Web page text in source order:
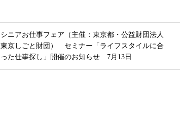
シニアお仕事フェア（主催：東京都・公益財団法人
東京しごと財団） セミナー「ライフスタイルに合
った仕事探し」開催のお知らせ 7月13日